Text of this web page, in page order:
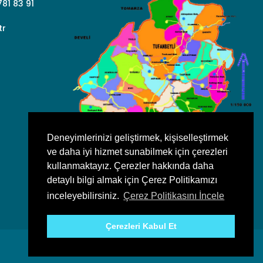
Deneyimlerinizi geliştirmek, kişiselleştirmek
ve daha iyi hizmet sunabilmek için çerezleri
kullanmaktayız. Çerezler hakkında daha
detaylı bilgi almak için Çerez Politikamızı
inceleyebilirsiniz. Çerez Politikasını İncele
Çerezleri Kabul Et
83 91